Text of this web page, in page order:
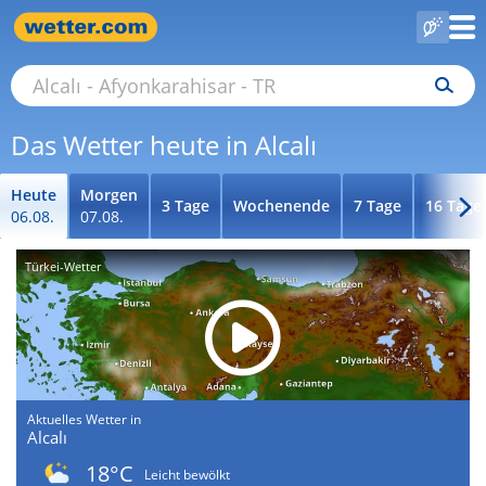
Das Wetter heute in Alcalı
Heute
06.08.
Morgen
07.08.
3 Tage Wochenende 7 Tage 16 Tage
Türkei-Wetter
Aktuelles Wetter in
Alcalı
18°C
Leicht bewölkt